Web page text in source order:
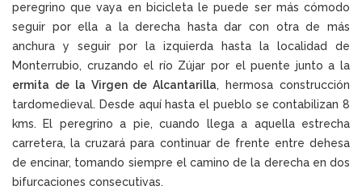
peregrino que vaya en bicicleta le puede ser más cómodo
seguir por ella a la derecha hasta dar con otra de más
anchura y seguir por la izquierda hasta la localidad de
Monterrubio, cruzando el río Zújar por el puente junto a la
ermita de la Virgen de Alcantarilla, hermosa construcción
tardomedieval. Desde aquí hasta el pueblo se contabilizan 8
kms. El peregrino a pie, cuando llega a aquella estrecha
carretera, la cruzará para continuar de frente entre dehesa
de encinar, tomando siempre el camino de la derecha en dos
bifurcaciones consecutivas.